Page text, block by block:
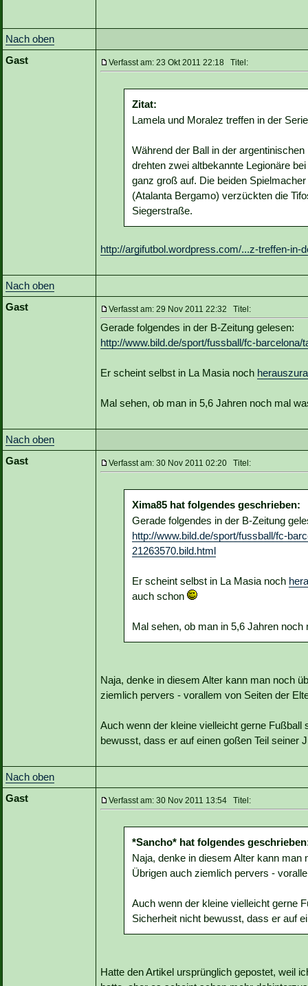
Nach oben
Gast
Verfasst am: 23 Okt 2011 22:18 Titel:
Zitat:
Lamela und Moralez treffen in der
Während der Ball in der
drehten zwei altbekannte Legionäre
ganz groß auf. Die beiden
(Atalanta Bergamo) verzückten die
Siegerstraße.
http://argifutbol.wordpress.com/...z-treffen-in-
Nach oben
Gast
Verfasst am: 29 Nov 2011 22:32 Titel:
Gerade folgendes in der B-Zeitung gelesen:
http://www.bild.de/sport/fussball/fc-
Er scheint selbst in La Masia noch
Mal sehen, ob man in 5,6 Jahren noch mal
Nach oben
Gast
Verfasst am: 30 Nov 2011 02:20 Titel:
Xima85 hat folgendes geschrieben:
Gerade folgendes in der B-Zeitung
http://www.bild.de/sport/fussball/fc-
21263570.bild.html
Er scheint selbst in La Masia noch
auch schon
Mal sehen, ob man in 5,6 Jahren
Naja, denke in diesem Alter kann man noch
ziemlich pervers - vorallem von Seiten der
Auch wenn der kleine vielleicht gerne
bewusst, dass er auf einen goßen Teil seiner
Nach oben
Gast
Verfasst am: 30 Nov 2011 13:54 Titel:
*Sancho* hat folgendes
Naja, denke in diesem Alter kann
Übrigen auch ziemlich pervers -
Auch wenn der kleine vielleicht gerne
Sicherheit nicht bewusst, dass er auf
Hatte den Artikel ursprünglich gepostet, weil